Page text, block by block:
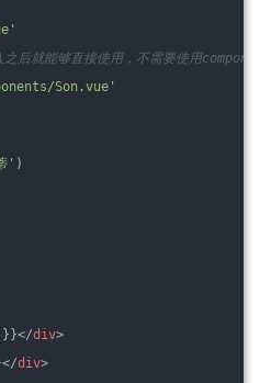
后就能够直接使用，不需要使用
Son.vue'
' )
}}</div>
</div>